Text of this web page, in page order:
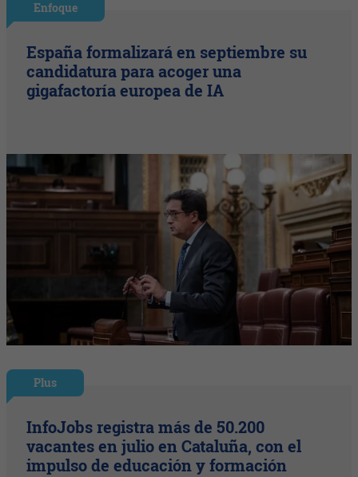
Enfoque
España formalizará en septiembre su
candidatura para acoger una
gigafactoría europea de IA
Plus
InfoJobs registra más de 50.200
vacantes en julio en Cataluña, con el
impulso de educación y formación